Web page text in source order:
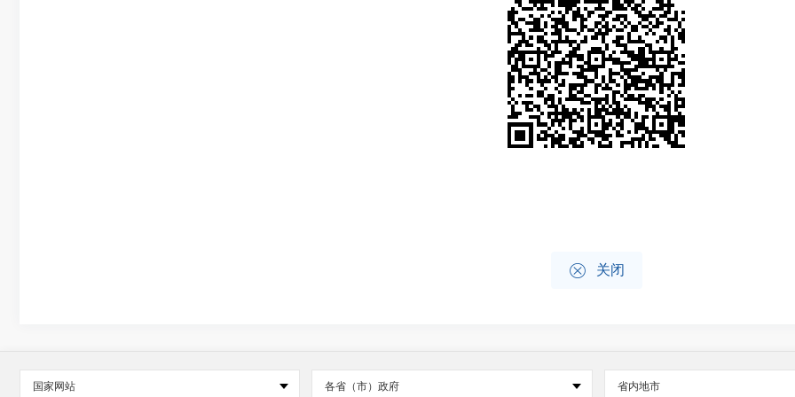
 关闭
国家网站 各省（市）政府 省内地市